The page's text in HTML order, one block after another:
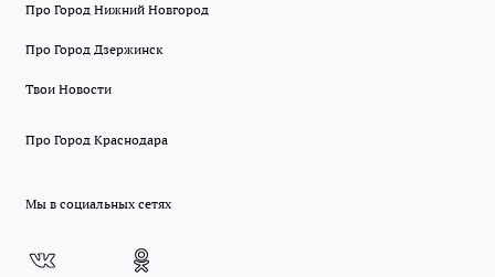
Про Город Нижний Новгород
Про Город Дзержинск
Твои Новости
Про Город Краснодара
Мы в социальных сетях